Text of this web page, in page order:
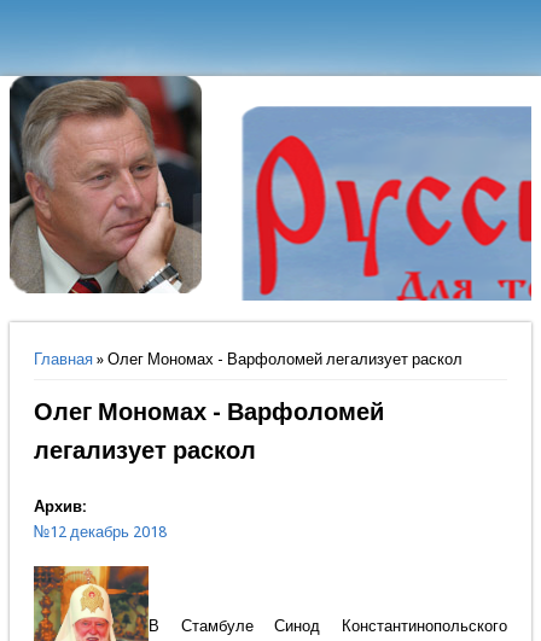
Вы здесь
Главная» Олег Мономах - Варфоломей легализует раскол
Олег Мономах - Варфоломей
легализует раскол
Архив:
№12 декабрь 2018
В Стамбуле Синод Константинопольского